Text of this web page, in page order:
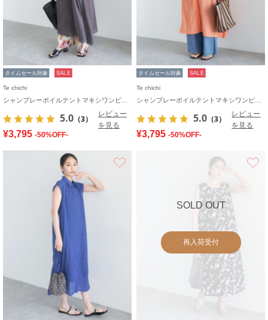
タイムセール対象 SALE
Te chichi
5.0 （3）
レビュー
を見る
¥3,795 -50%OFF-
タイムセール対象 SALE
Te chichi
5.0 （3）
レビュー
を見る
¥3,795 -50%OFF-
SOLD OUT
再入荷受付